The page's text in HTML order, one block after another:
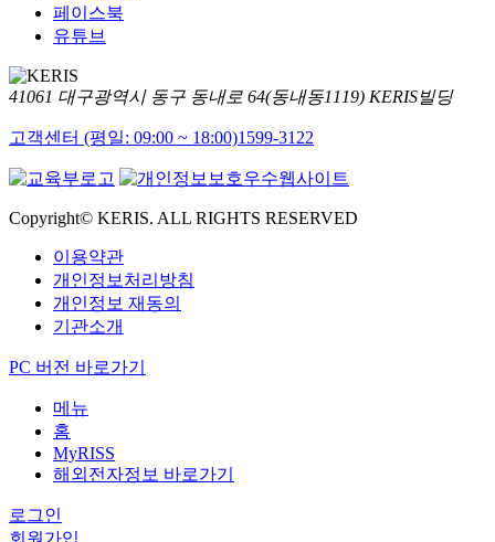
페이스북
유튜브
41061 대구광역시 동구 동내로 64(동내동1119) KERIS빌딩
고객센터 (평일: 09:00 ~ 18:00)1599-3122
Copyright© KERIS. ALL RIGHTS RESERVED
이용약관
개인정보처리방침
개인정보 재동의
기관소개
PC 버전 바로가기
메뉴
홈
MyRISS
해외전자정보 바로가기
로그인
회원가입